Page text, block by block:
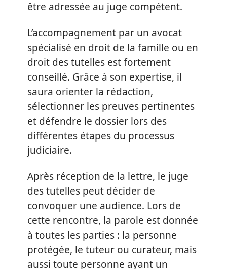
être adressée au juge compétent.
L’accompagnement par un avocat
spécialisé en droit de la famille ou en
droit des tutelles est fortement
conseillé. Grâce à son expertise, il
saura orienter la rédaction,
sélectionner les preuves pertinentes
et défendre le dossier lors des
différentes étapes du processus
judiciaire.
Après réception de la lettre, le juge
des tutelles peut décider de
convoquer une audience. Lors de
cette rencontre, la parole est donnée
à toutes les parties : la personne
protégée, le tuteur ou curateur, mais
aussi toute personne ayant un